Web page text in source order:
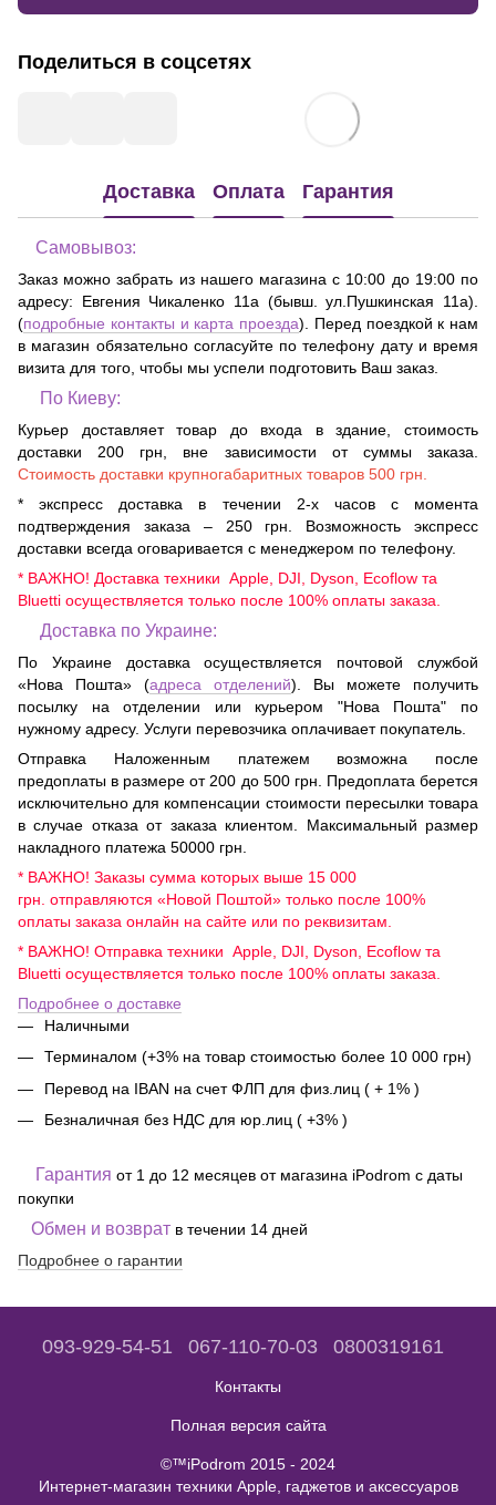
Поделиться в соцсетях
Доставка Оплата Гарантия
Самовывоз:
Заказ можно забрать из нашего магазина с 10:00 до 19:00 по
адресу: Евгения Чикаленко 11а (бывш. ул.Пушкинская 11а)
(подробные контакты и карта проезда). Перед поездкой к нам
в магазин обязательно согласуйте по телефону дату и время
визита для того, чтобы мы успели подготовить Ваш заказ.
По Киеву:
Курьер доставляет товар до входа в здание, стоимость
доставки 200 грн, вне зависимости от суммы заказа.
Стоимость доставки крупногабаритных товаров 500 грн.
* экспресс доставка в течении 2-х часов с момента
подтверждения заказа – 250 грн. Возможность экспресс
доставки всегда оговаривается с менеджером по телефону.
* ВАЖНО! Доставка техники Apple, DJI, Dyson, Ecoflow та
Bluetti осуществляется только после 100% оплаты заказа.
Доставка по Украине:
По Украине доставка осуществляется почтовой службой
«Нова Пошта» (адреса отделений). Вы можете получить
посылку на отделении или курьером "Нова Пошта" по
нужному адресу. Услуги перевозчика оплачивает покупатель.
Отправка Наложенным платежем возможна после
предоплаты в размере от 200 до 500 грн. Предоплата берется
исключительно для компенсации стоимости пересылки товара
в случае отказа от заказа клиентом. Максимальный размер
накладного платежа 50000 грн.
* ВАЖНО! Заказы сумма которых выше 15 000
грн. отправляются «Новой Поштой» только после 100%
оплаты заказа онлайн на сайте или по реквизитам.
* ВАЖНО! Отправка техники Apple, DJI, Dyson, Ecoflow та
Bluetti осуществляется только после 100% оплаты заказа.
Подробнее о доставке
Наличными
Терминалом (+3% на товар стоимостью более 10 000 грн)
Перевод на IBAN на счет ФЛП для физ.лиц ( + 1% )
Безналичная без НДС для юр.лиц ( +3% )
Гарантия от 1 до 12 месяцев от магазина iPodrom с даты
покупки
Обмен и возврат в течении 14 дней
Подробнее о гарантии
093-929-54-51 067-110-70-03 0800319161
Контакты
Полная версия сайта
©™iPodrom 2015 - 2024
Интернет-магазин техники Apple, гаджетов и аксессуаров